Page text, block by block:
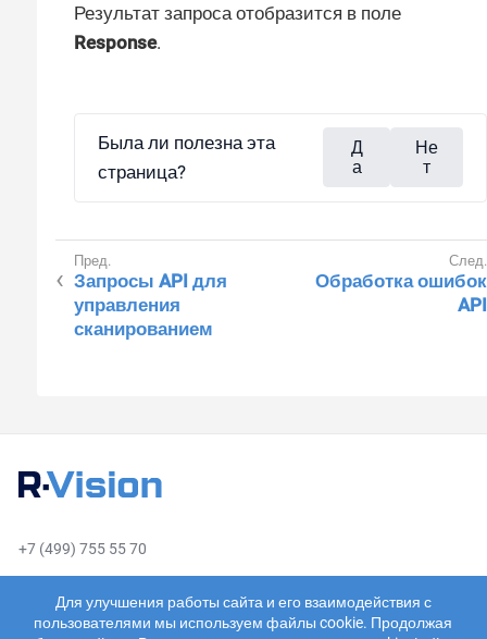
Результат запроса отобразится в поле
Response.
Была ли полезна эта
страница?
Д
а
Не
т
Запросы API для
управления
сканированием
Обработка ошибок
API
+7 (499) 755 55 70
Для улучшения работы сайта и его взаимодействия с
пользователями мы используем файлы cookie. Продолжая